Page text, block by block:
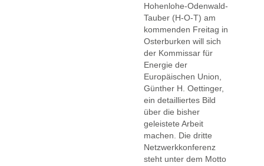
Hohenlohe-Odenwald-
Tauber (H-O-T) am
kommenden Freitag in
Osterburken will sich
der Kommissar für
Energie der
Europäischen Union,
Günther H. Oettinger,
ein detailliertes Bild
über die bisher
geleistete Arbeit
machen. Die dritte
Netzwerkkonferenz
steht unter dem Motto